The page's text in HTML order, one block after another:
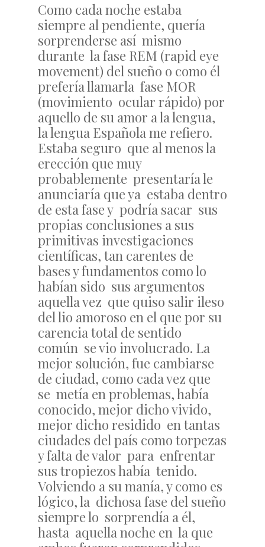
Como cada noche estaba
siempre al pendiente, quería
sorprenderse así mismo
durante la fase REM (rapid eye
movement) del sueño o como él
prefería llamarla fase MOR
(movimiento ocular rápido) por
aquello de su amor a la lengua,
la lengua Española me refiero.
Estaba seguro que al menos la
erección que muy
probablemente presentaría le
anunciaría que ya estaba dentro
de esta fase y podría sacar sus
propias conclusiones a sus
primitivas investigaciones
científicas, tan carentes de
bases y fundamentos como lo
habían sido sus argumentos
aquella vez que quiso salir ileso
del lio amoroso en el que por su
carencia total de sentido
común se vio involucrado. La
mejor solución, fue cambiarse
de ciudad, como cada vez que
se metía en problemas, había
conocido, mejor dicho vivido,
mejor dicho residido en tantas
ciudades del país como torpezas
y falta de valor para enfrentar
sus tropiezos había tenido.
Volviendo a su manía, y como es
lógico, la dichosa fase del sueño
siempre lo sorprendía a él,
hasta aquella noche en la que